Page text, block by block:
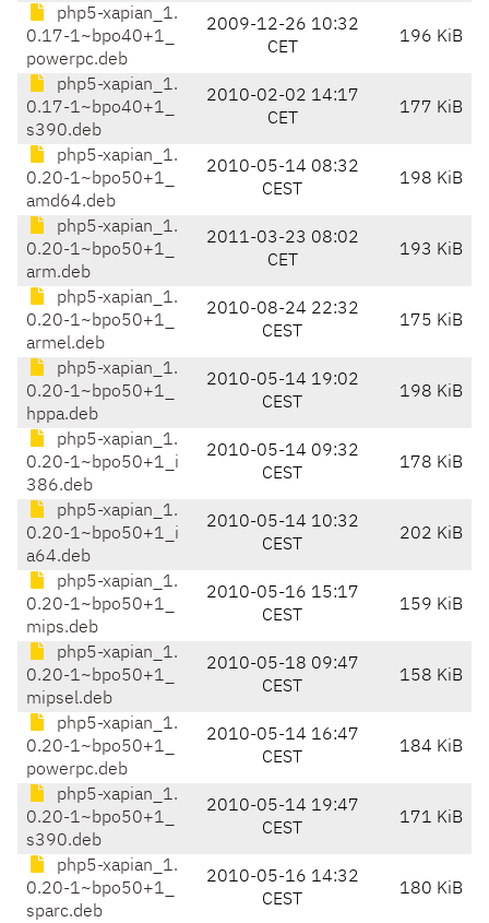
php5-xapian_1.
0.17-1~bpo40+1_
powerpc.deb
2009-12-26 10:32
CET
196 KiB
php5-xapian_1.
0.17-1~bpo40+1_
s390.deb
2010-02-02 14:17
CET
177 KiB
php5-xapian_1.
0.20-1~bpo50+1_
amd64.deb
2010-05-14 08:32
CEST
198 KiB
php5-xapian_1.
0.20-1~bpo50+1_
arm.deb
2011-03-23 08:02
CET
193 KiB
php5-xapian_1.
0.20-1~bpo50+1_
armel.deb
2010-08-24 22:32
CEST
175 KiB
php5-xapian_1.
0.20-1~bpo50+1_
hppa.deb
2010-05-14 19:02
CEST
198 KiB
php5-xapian_1.
0.20-1~bpo50+1_i
386.deb
2010-05-14 09:32
CEST
178 KiB
php5-xapian_1.
0.20-1~bpo50+1_i
a64.deb
2010-05-14 10:32
CEST
202 KiB
php5-xapian_1.
0.20-1~bpo50+1_
mips.deb
2010-05-16 15:17
CEST
159 KiB
php5-xapian_1.
0.20-1~bpo50+1_
mipsel.deb
2010-05-18 09:47
CEST
158 KiB
php5-xapian_1.
0.20-1~bpo50+1_
powerpc.deb
2010-05-14 16:47
CEST
184 KiB
php5-xapian_1.
0.20-1~bpo50+1_
s390.deb
2010-05-14 19:47
CEST
171 KiB
php5-xapian_1.
0.20-1~bpo50+1_
sparc.deb
2010-05-16 14:32
CEST
180 KiB